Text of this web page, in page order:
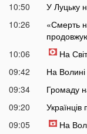
10:50
У Луцьку
10:26
«Смерть
10:06
На
09:42
На Волині
09:34
Громаду
09:20
09:05
На